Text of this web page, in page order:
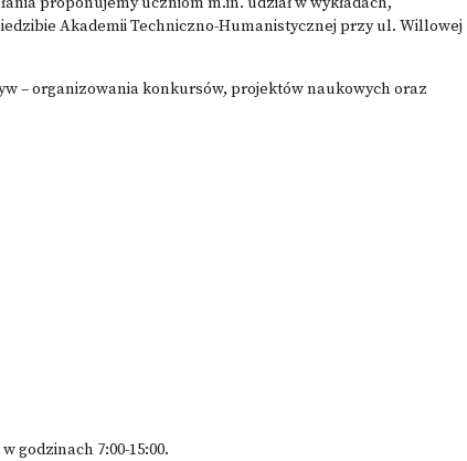
Akademii Techniczno-Humanistycznej przy ul. Willowej
– organizowania konkursów, projektów naukowych oraz
godzinach 7:00-15:00.